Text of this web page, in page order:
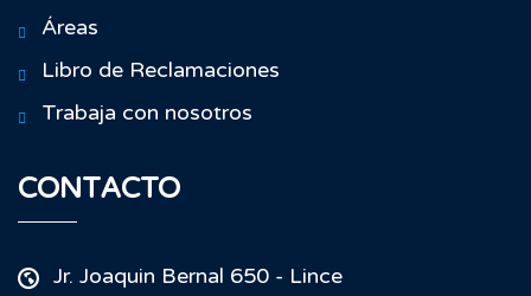
Áreas
Libro de Reclamaciones
Trabaja con nosotros
CONTACTO
Jr. Joaquin Bernal 650 - Lince